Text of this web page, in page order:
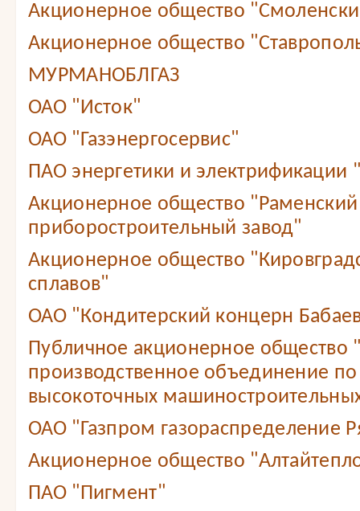
Акционерное общество
Акционерное общество
МУРМАНОБЛГАЗ
ОАО "Исток"
ОАО "Газэнергосервис"
ПАО энергетики и электрификации
Акционерное общество "Раменский
приборостроительный завод"
Акционерное общество
сплавов"
ОАО "Кондитерский концерн
Публичное акционерное общество
производственное объединение
высокоточных
ОАО "Газпром газораспределение
Акционерное общество
ПАО "Пигмент"